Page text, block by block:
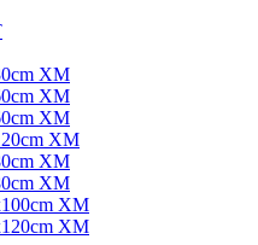
XM
XM
XM
XM
XM
XM
XM
XM